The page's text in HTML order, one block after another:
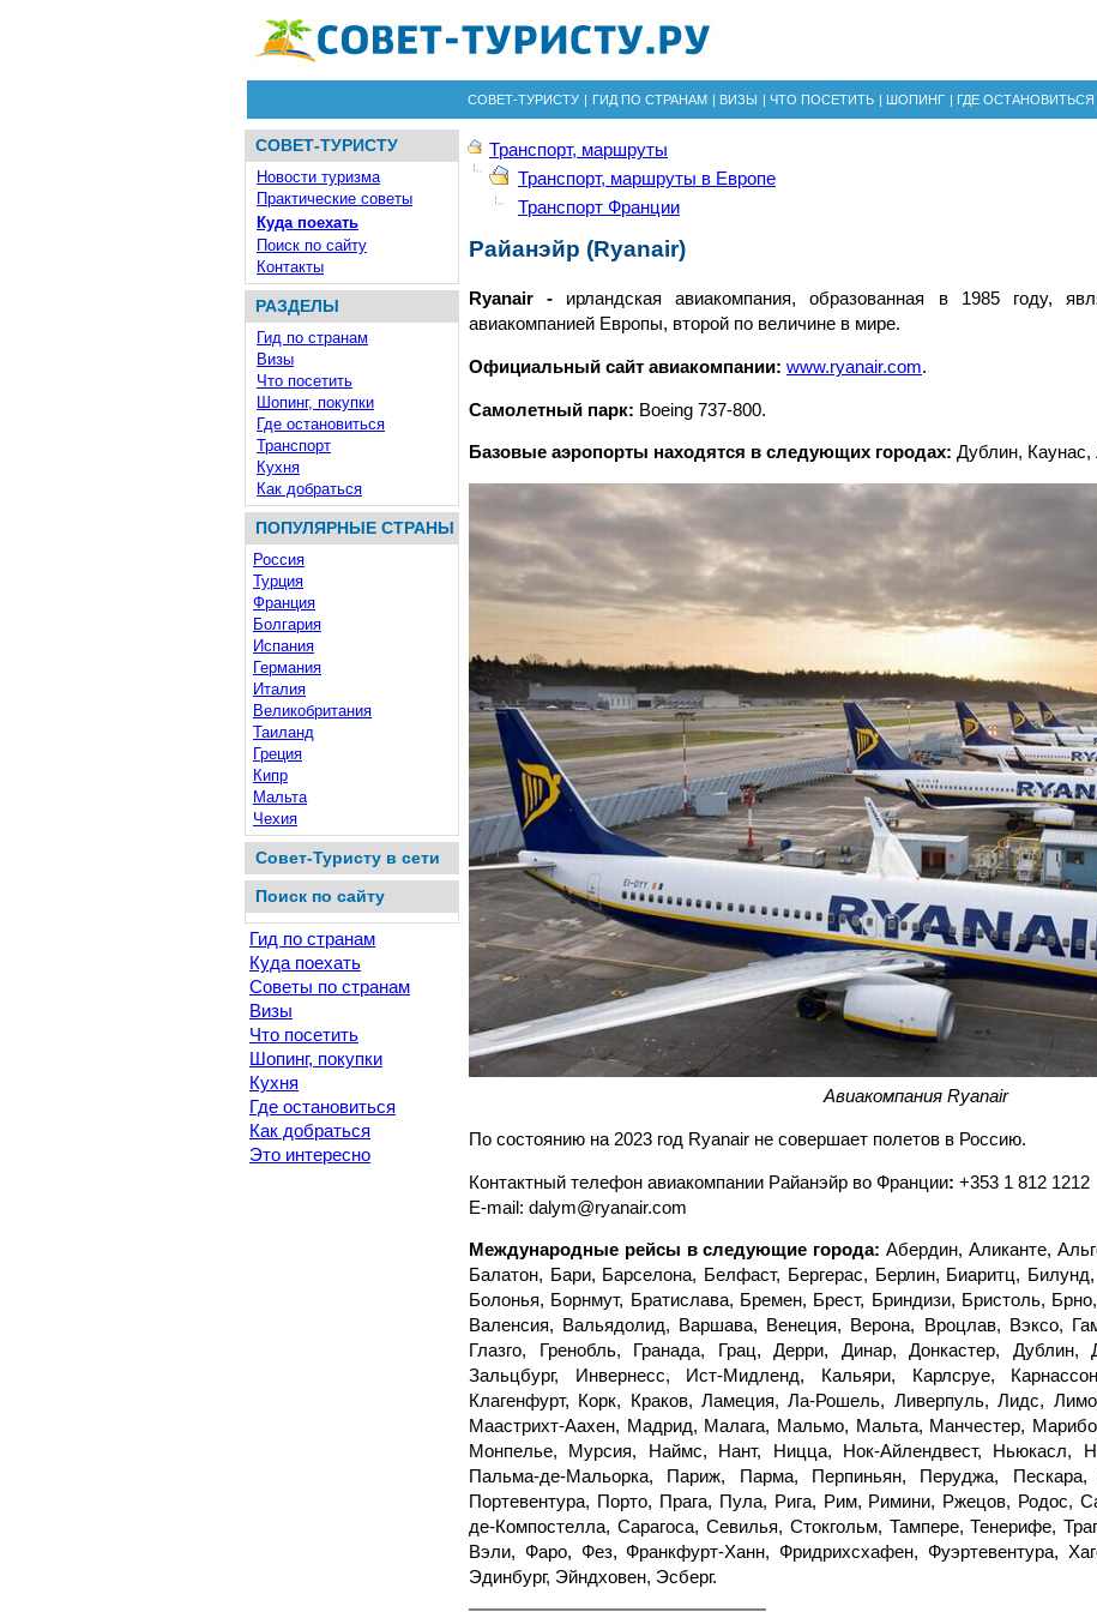
СОВЕТ-ТУРИСТУ | ГИД ПО СТРАНАМ | ВИЗЫ | ЧТО ПОСЕТИТЬ | ШОПИНГ | ГДЕ ОСТАНОВИТЬСЯ
СОВЕТ-ТУРИСТУ
Новости туризма
Практические советы
Куда поехать
Поиск по сайту
Контакты
РАЗДЕЛЫ
Гид по странам
Визы
Что посетить
Шопинг, покупки
Где остановиться
Транспорт
Кухня
Как добраться
ПОПУЛЯРНЫЕ СТРАНЫ
Россия
Турция
Франция
Болгария
Испания
Германия
Италия
Великобритания
Таиланд
Греция
Кипр
Мальта
Чехия
Совет-Туристу в сети
Поиск по сайту
Гид по странам
Куда поехать
Советы по странам
Визы
Что посетить
Шопинг, покупки
Кухня
Где остановиться
Как добраться
Это интересно
Транспорт, маршруты
Транспорт, маршруты в Европе
Транспорт Франции
Райанэйр (Ryanair)
Ryanair - ирландская авиакомпания, образованная в 1985 году,
авиакомпанией Европы, второй по величине в мире.
Официальный сайт авиакомпании: www.ryanair.com.
Самолетный парк: Boeing 737-800.
Базовые аэропорты находятся в следующих городах: Дублин,
Авиакомпания Ryanair
По состоянию на 2023 год Ryanair не совершает полетов в Россию.
Контактный телефон авиакомпании Райанэйр во Франции: +353 1 812 1212
E-mail: dalym@ryanair.com
Международные рейсы в следующие города: Абердин, Аликанте,
Балатон, Бари, Барселона, Белфаст, Бергерас, Берлин, Биаритц,
Болонья, Борнмут, Братислава, Бремен, Брест, Бриндизи, Бристоль,
Валенсия, Вальядолид, Варшава, Венеция, Верона, Вроцлав, Вэксо,
Глазго, Гренобль, Гранада, Грац, Дерри, Динар, Донкастер,
Зальцбург, Инвернесс, Ист-Мидленд, Кальяри, Карлсруе,
Клагенфурт, Корк, Краков, Ламеция, Ла-Рошель, Ливерпуль, Лидс,
Маастрихт-Аахен, Мадрид, Малага, Мальмо, Мальта, Манчестер,
Монпелье, Мурсия, Наймс, Нант, Ницца, Нок-Айлендвест, Ньюкасл,
Пальма-де-Мальорка, Париж, Парма, Перпиньян, Перуджа,
Портевентура, Порто, Прага, Пула, Рига, Рим, Римини, Ржецов, Родос,
де-Компостелла, Сарагоса, Севилья, Стокгольм, Тампере, Тенерифе,
Вэли, Фаро, Фез, Франкфурт-Ханн, Фридрихсхафен, Фуэртевентура,
Эдинбург, Эйндховен, Эсберг.